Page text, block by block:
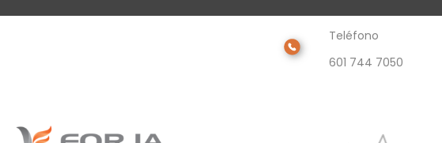
Teléfono
601 744 7050